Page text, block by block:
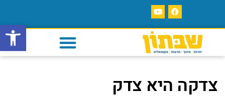
פתח
צדקה היא צדק